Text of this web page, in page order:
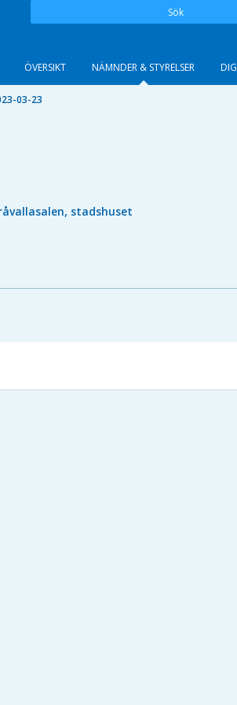
Sök
ÖVERSIKT NÄMNDER & STYRELSER
03-23
stadshuset